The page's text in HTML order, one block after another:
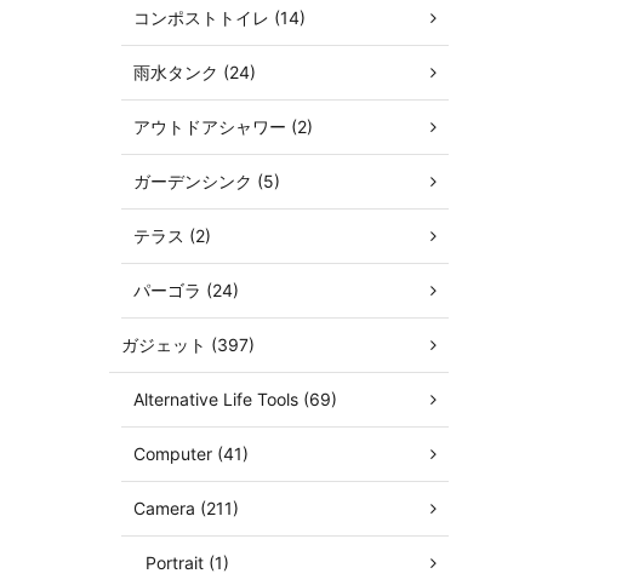
コンポストトイレ (14)
雨水タンク (24)
アウトドアシャワー (2)
ガーデンシンク (5)
テラス (2)
パーゴラ (24)
ガジェット (397)
Alternative Life Tools (69)
Computer (41)
Camera (211)
Portrait (1)